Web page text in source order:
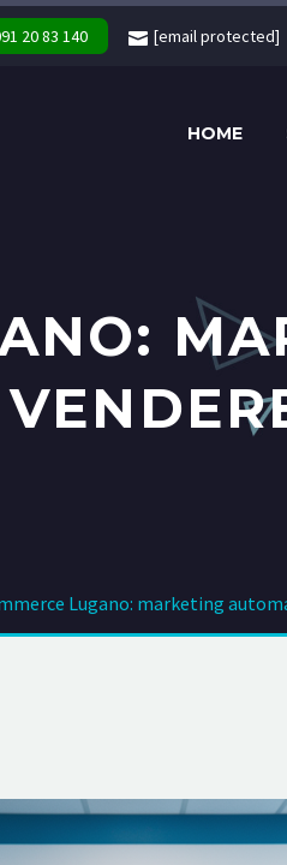
20 83 140 [email protected]
HOME
Lugano: marketing